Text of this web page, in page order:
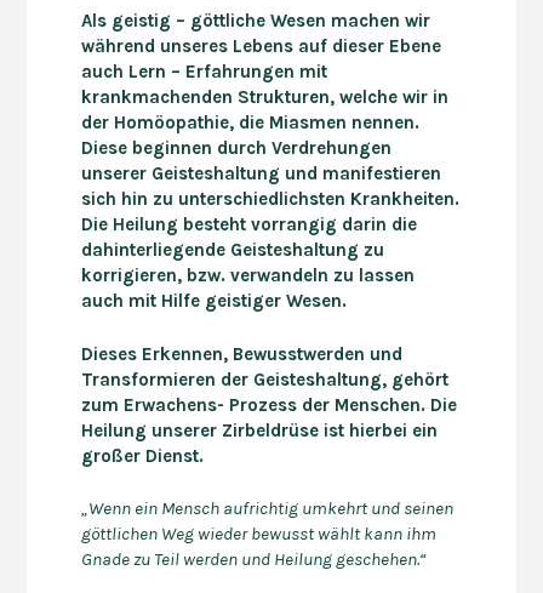
Als geistig – göttliche Wesen machen wir
während unseres Lebens auf dieser Ebene
auch Lern – Erfahrungen mit
krankmachenden Strukturen, welche wir in
der Homöopathie, die Miasmen nennen.
Diese beginnen durch Verdrehungen
unserer Geisteshaltung und manifestieren
sich hin zu unterschiedlichsten Krankheiten.
Die Heilung besteht vorrangig darin die
dahinterliegende Geisteshaltung zu
korrigieren, bzw. verwandeln zu lassen
auch mit Hilfe geistiger Wesen.
Dieses Erkennen, Bewusstwerden und
Transformieren der Geisteshaltung, gehört
zum Erwachens- Prozess der Menschen. Die
Heilung unserer Zirbeldrüse ist hierbei ein
großer Dienst.
„Wenn ein Mensch aufrichtig umkehrtund seinen
göttlichen Weg wieder bewusst wählt kann ihm
Gnadezu Teil werden und Heilung geschehen.“